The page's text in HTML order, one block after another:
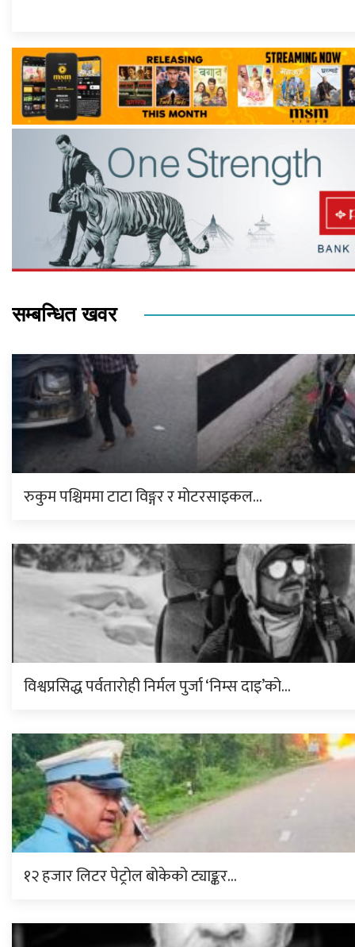
सम्बन्धित खवर
रुकुम पश्चिममा टाटा विङ्गर र मोटरसाइकल…
विश्वप्रसिद्ध पर्वतारोही निर्मल पुर्जा ‘निम्स दाइ’को…
१२ हजार लिटर पेट्रोल बोकेको ट्याङ्कर…